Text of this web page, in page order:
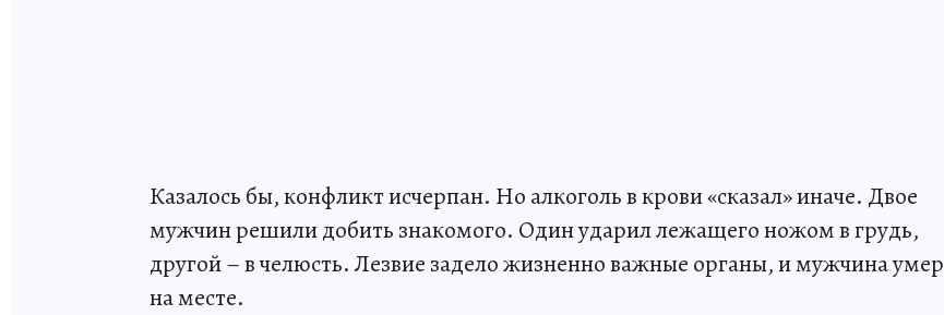
Казалось бы, конфликт исчерпан. Но алкоголь в крови «сказал» иначе. Двое
мужчин решили добить знакомого. Один ударил лежащего ножом в грудь,
другой – в челюсть. Лезвие задело жизненно важные органы, и мужчина умер
на месте.